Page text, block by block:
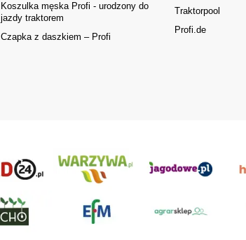
Koszulka męska Profi - urodzony do
jazdy traktorem
Czapka z daszkiem – Profi
Traktorpool
Profi.de